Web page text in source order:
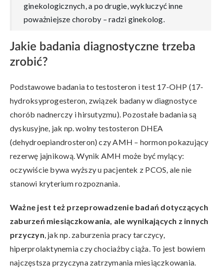
ginekologicznych, a po drugie, wykluczyć inne
poważniejsze choroby – radzi ginekolog.
Jakie badania diagnostyczne trzeba
zrobić?
Podstawowe badania to testosteron i test 17-OHP (17-
hydroksyprogesteron, związek badany w diagnostyce
chorób nadnerczy i hirsutyzmu). Pozostałe badania są
dyskusyjne, jak np. wolny testosteron DHEA
(dehydroepiandrosteron) czy AMH – hormon pokazujący
rezerwę jajnikową. Wynik AMH może być mylący:
oczywiście bywa wyższy u pacjentek z PCOS, ale nie
stanowi kryterium rozpoznania.
Ważne jest też przeprowadzenie badań dotyczących
zaburzeń miesiączkowania, ale wynikających z innych
przyczyn , jak np. zaburzenia pracy tarczycy,
hiperprolaktynemia czy chociażby ciąża. To jest bowiem
najczęstsza przyczyna zatrzymania miesiączkowania.